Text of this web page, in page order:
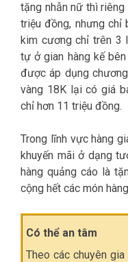
tặng nhẫn nữ thì riêng
triệu đồng, nhưng chỉ
kim cương chỉ trên 3
tự ở gian hàng kế
được áp dụng
vàng 18K lại có giá
chỉ hơn 11 triệu đồng.
Trong lĩnh vực hàng
khuyến mãi ở dạng
hàng quảng cáo là
cộng hết các món
Có thể an tâm
Theo các chuyên